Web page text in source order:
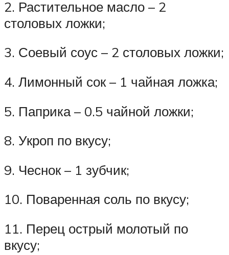
2. Растительное масло – 2
столовых ложки;
3. Соевый соус – 2 столовых ложки;
4. Лимонный сок – 1 чайная ложка;
5. Паприка – 0.5 чайной ложки;
8. Укроп по вкусу;
9. Чеснок – 1 зубчик;
10. Поваренная соль по вкусу;
11. Перец острый молотый по
вкусу;